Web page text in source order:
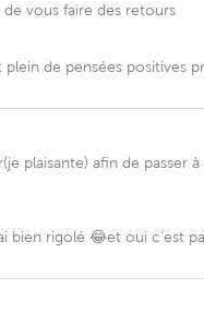
de vous faire des retours
de pensées positives
plaisante) afin de passer
rigolé 😂et oui c'est